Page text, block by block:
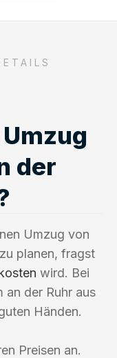
der
Umzug von
planen, fragst
wird. Bei
an der Ruhr aus
Händen.
Preisen an.